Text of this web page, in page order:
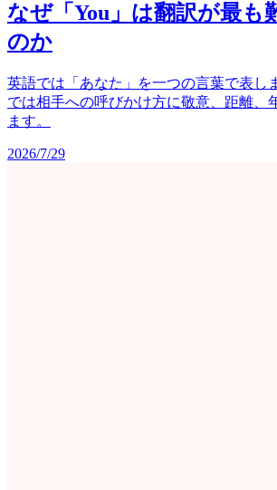
なぜ「You」は翻訳が最も
のか
英語では「あなた」を一つの言葉で表し
では相手への呼びかけ方に敬意、距離、
ます。
2026/7/29